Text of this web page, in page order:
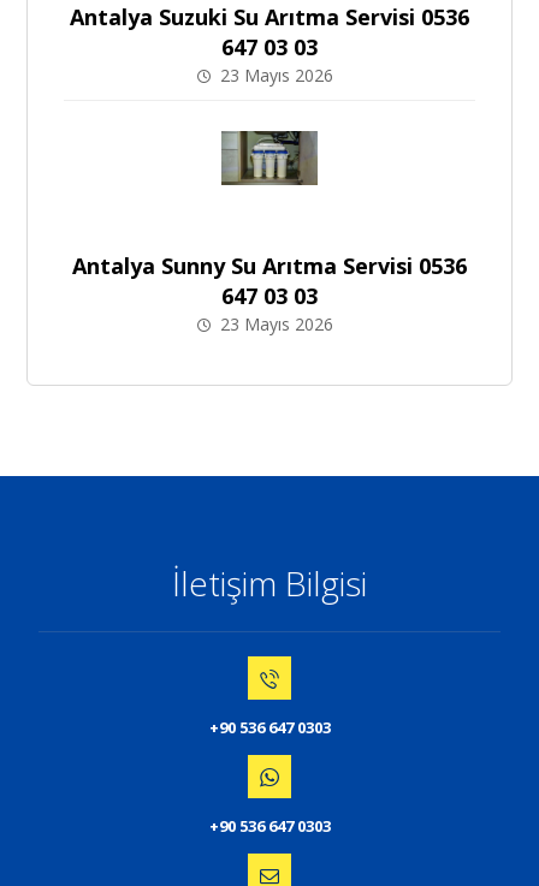
Antalya Suzuki Su Arıtma Servisi 0536
647 03 03
23 Mayıs 2026
Antalya Sunny Su Arıtma Servisi 0536
647 03 03
23 Mayıs 2026
İletişim Bilgisi
+90 536 647 0303
+90 536 647 0303